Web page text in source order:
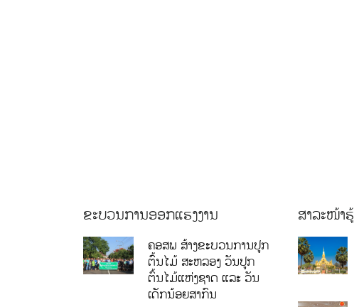
ຂະບວນການອອກແຮງງານ
ຄອສພ ສ້າງຂະບວນການປູກ
ຕົ້ນໄມ້ ສະຫລອງ ວັນປູກ
ຕົ້ນໄມ້ແຫ່ງຊາດ ແລະ ວັນ
ເດັກນ້ອຍສາກົນ
ສາລະໜ້າຮູ້